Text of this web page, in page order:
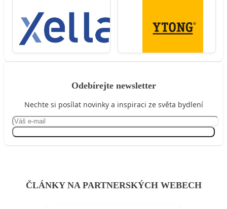
Odebírejte newsletter
Nechte si posílat novinky a inspiraci ze světa bydlení
ČLÁNKY NA PARTNERSKÝCH WEBECH